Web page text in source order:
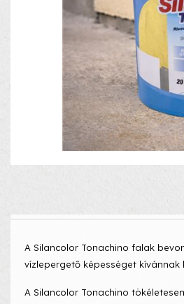
A Silancolor Tonachino falak
vízlepergető képességet kívánnak
A Silancolor Tonachino